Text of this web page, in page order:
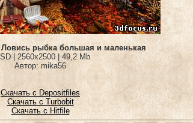
рыбка большая и маленькая
| 2560х2500 | 49,2 Mb
Автор: mika56
Скачать с Depositfiles
Скачать с Turbobit
Скачать с Hitfile